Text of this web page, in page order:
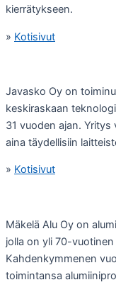
kierrätykseen.
» Kotisivut
Javasko Oy on
keskiraskaan
31 vuoden ajan.
aina täydellisiin
» Kotisivut
Mäkelä Alu Oy on
jolla on yli 70-
Kahdenkymmenen
toimintansa